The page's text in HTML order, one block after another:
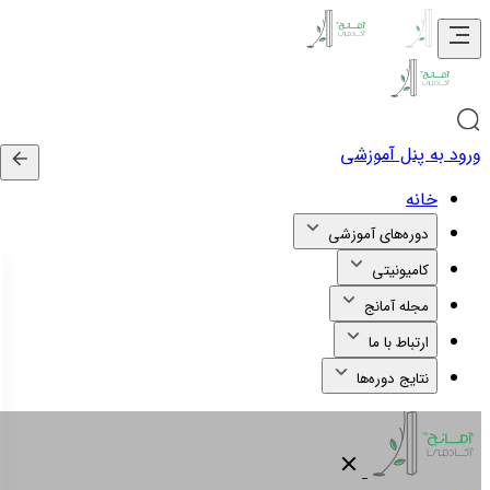
ورود به پنل آموزشی
خانه
دوره‌های آموزشی
کامیونیتی
مجله آمانج
ارتباط با ما
نتایج دوره‌ها